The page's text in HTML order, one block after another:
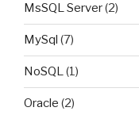
MsSQL Server(2)
MySql (7)
NoSQL(1)
Oracle (2)